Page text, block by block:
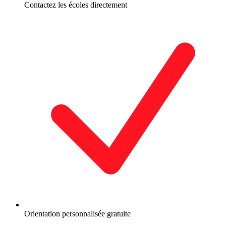
Contactez les écoles directement
Orientation personnalisée gratuite